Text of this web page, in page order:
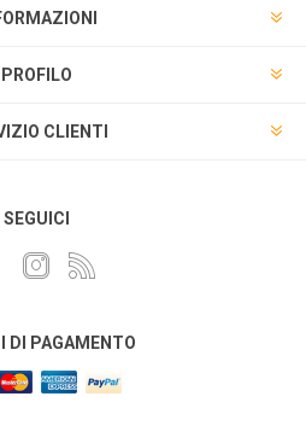
PROFILO
CLIENTI
SEGUICI
DI PAGAMENTO